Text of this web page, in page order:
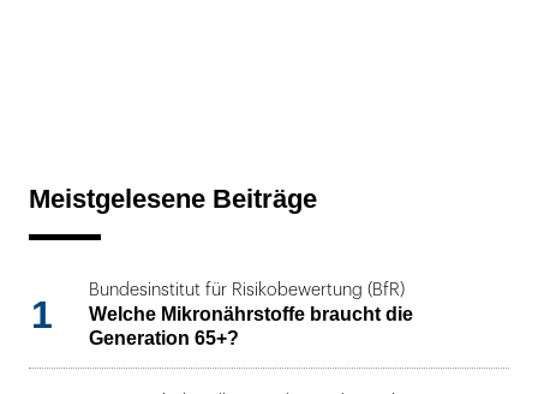
Meistgelesene Beiträge
1
Bundesinstitut für Risikobewertung (BfR)
Welche Mikronährstoffe braucht die
Generation 65+?